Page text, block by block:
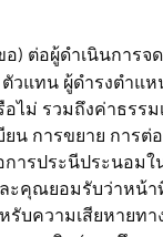
ต่อผู้ดำเนินการจ
วแทน ผู้ดำรงตำ
ไม่ รวมถึงค่าธร
น การขยาย การ
รประนีประนอมใ
ะคุณยอมรับว่าหน้
ความเสียหายทา